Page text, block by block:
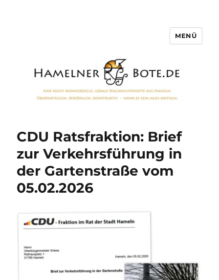
MENÜ
CDU Ratsfraktion: Brief
zur Verkehrsführung in
der Gartenstraße vom
05.02.2026